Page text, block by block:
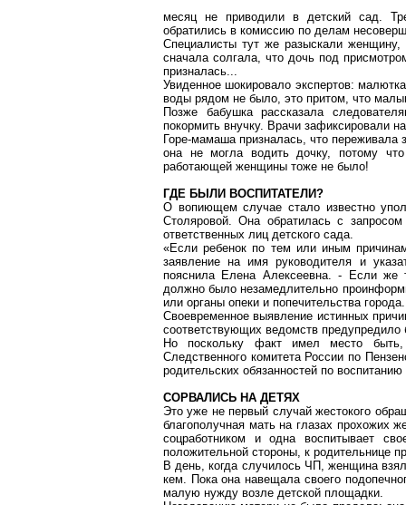
месяц не приводили в детский сад.
обратились в комиссию по делам
Специалисты тут же разыскали
сначала солгала, что дочь под
призналась...
Увиденное шокировало экспертов:
воды рядом не было, это притом, что
Позже бабушка рассказала
покормить внучку. Врачи зафиксировали
Горе-мамаша призналась, что переживала
она не могла водить дочку, потому
работающей женщины тоже не было!
ГДЕ БЫЛИ ВОСПИТАТЕЛИ?
О вопиющем случае стало известно
Столяровой. Она обратилась с
ответственных лиц детского сада.
«Если ребенок по тем или иным
заявление на имя руководителя и
пояснила Елена Алексеевна. - Если же
должно было незамедлительно
или органы опеки и попечительства города.
Своевременное выявление истинных
соответствующих ведомств предупредило
Но поскольку факт имел место быть,
Следственного комитета России по
родительских обязанностей по воспитанию
СОРВАЛИСЬ НА ДЕТЯХ
Это уже не первый случай жестокого
благополучная мать на глазах прохожих
соцработником и одна воспитывает
положительной стороны, к родительнице
В день, когда случилось ЧП, женщина
кем. Пока она навещала своего
малую нужду возле детской площадки.